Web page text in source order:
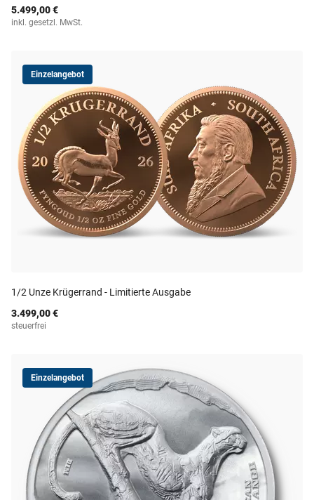
5.499,00 €
inkl. gesetzl. MwSt.
Einzelangebot
1/2 Unze Krügerrand - Limitierte Ausgabe
3.499,00 €
steuerfrei
Einzelangebot